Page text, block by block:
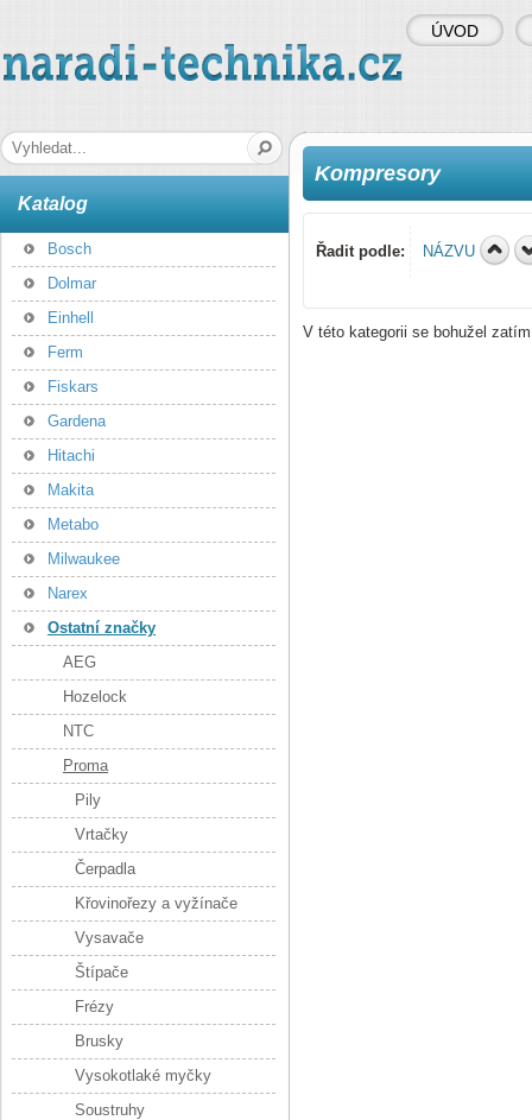
naradi-technika.cz
Kompresory
Řadit podle: NÁZVU
V této kategorii se bohužel
Katalog
Bosch
Dolmar
Einhell
Ferm
Fiskars
Gardena
Hitachi
Makita
Metabo
Milwaukee
Narex
Ostatní značky
AEG
Hozelock
NTC
Proma
Pily
Vrtačky
Čerpadla
Křovinořezy a vyžínače
Vysavače
Štípače
Frézy
Brusky
Vysokotlaké myčky
Soustruhy
ÚVOD
Hledaná fráze